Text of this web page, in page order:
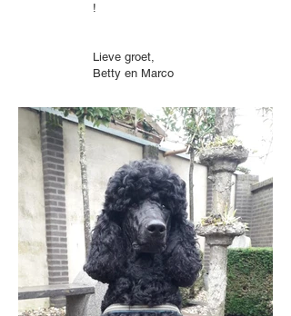
!
Lieve groet,
Betty en Marco